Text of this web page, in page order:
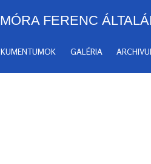
GALÉRIA
FERENC